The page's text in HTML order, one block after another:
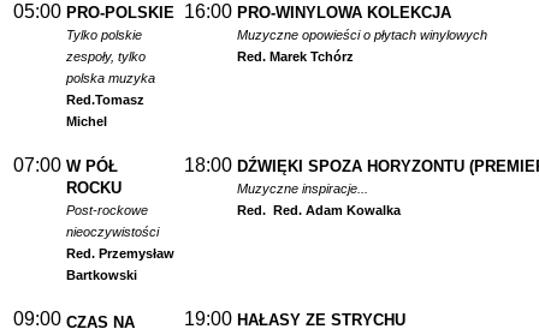
05:00 PRO-POLSKIE
Tylko polskie
zespoły, tylko
polska muzyka
Red.Tomasz
Michel
16:00 PRO-WINYLOWA KOLEKCJA
Muzyczne opowieści o płytach winylowych
Red. Marek Tchórz
07:00 W PÓŁ
ROCKU
Post-rockowe
nieoczywistości
Red. Przemysław
Bartkowski
18:00 DŹWIĘKI SPOZA HORYZONTU
Muzyczne inspiracje...
Red. Red. Adam Kowalka
09:00 CZAS NA
19:00 HAŁASY ZE STRYCHU